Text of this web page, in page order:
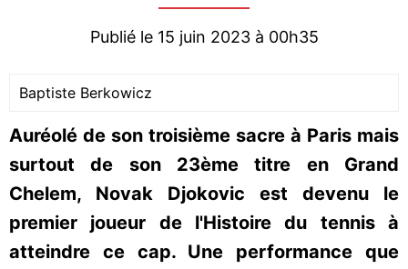
Publié le 15 juin 2023 à 00h35
Baptiste Berkowicz
Auréolé de son troisième sacre à Paris mais
surtout de son 23ème titre en Grand
Chelem, Novak Djokovic est devenu le
premier joueur de l'Histoire du tennis à
atteindre ce cap. Une performance que